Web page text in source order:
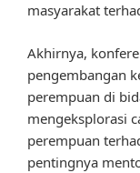
masyarakat
Akhirnya,
pengembangan
perempuan di
mengeksplorasi
perempuan
pentingnya